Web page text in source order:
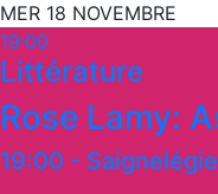
MER 18 NOVEMBRE
19:00
Littérature
Rose Lamy:
19:00 -